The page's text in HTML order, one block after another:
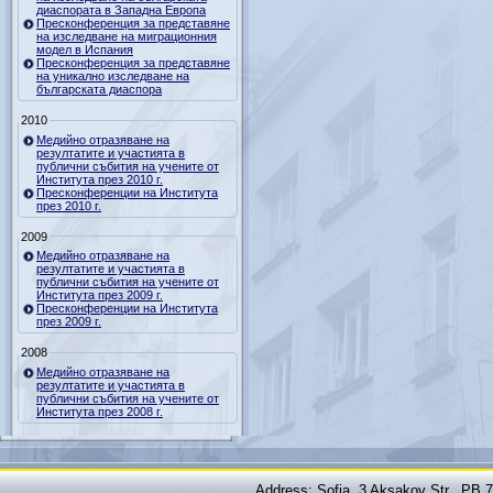
диаспората в Западна Европа
Пресконференция за представяне
на изследване на миграционния
модел в Испания
Пресконференция за представяне
на уникално изследване на
българската диаспора
2010
Медийно отразяване на
резултатите и участията в
публични събития на учените от
Института през 2010 г.
Пресконференции на Института
през 2010 г.
2009
Медийно отразяване на
резултатите и участията в
публични събития на учените от
Института през 2009 г.
Пресконференции на Института
през 2009 г.
2008
Медийно отразяване на
резултатите и участията в
публични събития на учените от
Института през 2008 г.
Address: Sofia, 3 Aksakov Str., PB